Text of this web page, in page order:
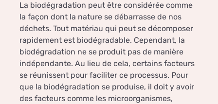
La biodégradation peut être considérée comme
la façon dont la nature se débarrasse de nos
déchets. Tout matériau qui peut se décomposer
rapidement est biodégradable. Cependant, la
biodégradation ne se produit pas de manière
indépendante. Au lieu de cela, certains facteurs
se réunissent pour faciliter ce processus. Pour
que la biodégradation se produise, il doit y avoir
des facteurs comme les microorganismes,